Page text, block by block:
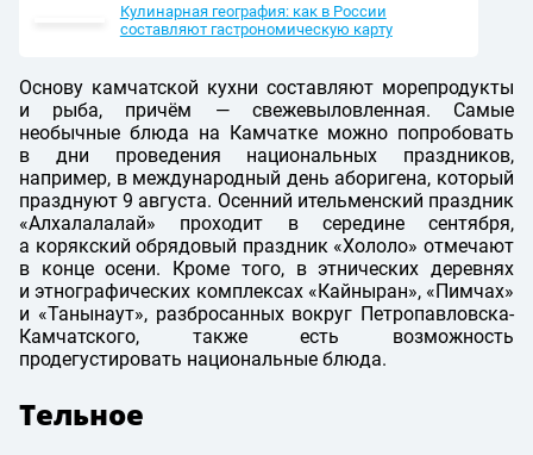
Кулинарная география: как в России
составляют гастрономическую карту
Основу камчатской кухни составляют морепродукты
и рыба, причём — свежевыловленная. Самые
необычные блюда на Камчатке можно попробовать
в дни проведения национальных праздников,
например, в международный день аборигена, который
празднуют 9 августа. Осенний ительменский праздник
«Алхалалалай» проходит в середине сентября,
а корякский обрядовый праздник «Хололо» отмечают
в конце осени. Кроме того, в этнических деревнях
и этнографических комплексах «Кайныран», «Пимчах»
и «Танынаут», разбросанных вокруг Петропавловска-
Камчатского, также есть возможность
продегустировать национальные блюда.
Тельное